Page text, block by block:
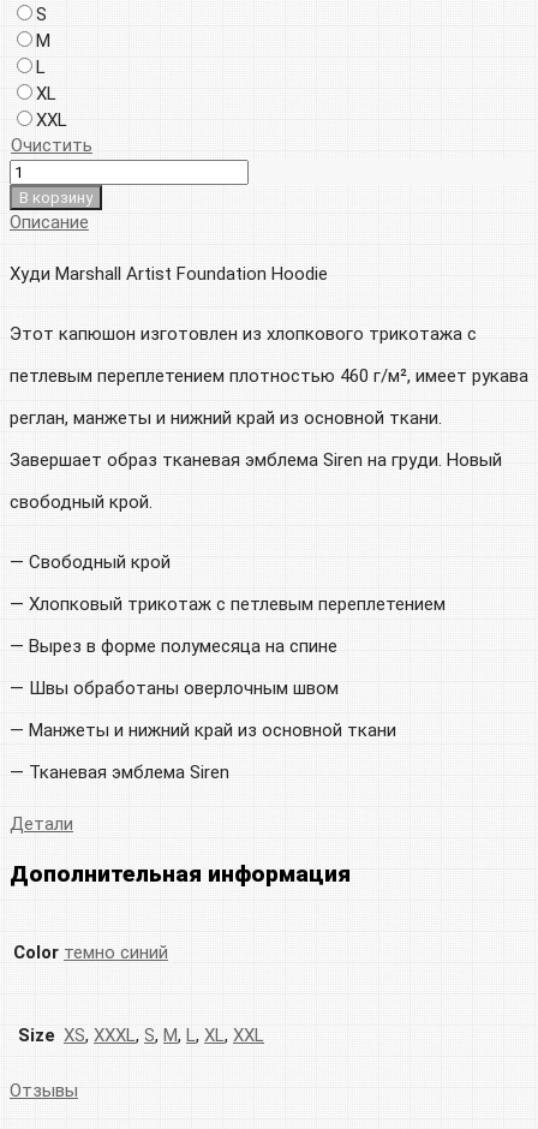
S
M
L
XL
XXL
Очистить
В корзину
Описание
Худи Marshall Artist Foundation Hoodie
Этот капюшон изготовлен из хлопкового трикотажа с
петлевым переплетением плотностью 460 г/м², имеет рукава
реглан, манжеты и нижний край из основной ткани.
Завершает образ тканевая эмблема Siren на груди. Новый
свободный крой.
— Свободный крой
— Хлопковый трикотаж с петлевым переплетением
— Вырез в форме полумесяца на спине
— Швы обработаны оверлочным швом
— Манжеты и нижний край из основной ткани
— Тканевая эмблема Siren
Детали
Дополнительная информация
Color темно синий
Size XS, XXXL, S, M, L, XL, XXL
Отзывы